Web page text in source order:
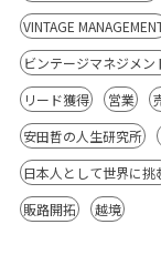
VINTAGE
ビンテージマネジメン
リード獲得
営業
安田哲の人生研究所
日本人として世界に挑
販路開拓
越境